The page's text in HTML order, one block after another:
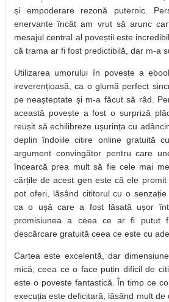
și empoderare rezonă puternic.
enervante încât am vrut să arunc
mesajul central al poveștii este
că trama ar fi fost predictibilă, dar m-a
Utilizarea umorului în poveste a
ireverențioasă, ca o glumă perfect
pe neașteptate și m-a făcut să râd.
această povește a fost o surpriză
reușit să echilibreze ușurința cu
deplin îndoiile citire online gratuită
argument convingător pentru care
încearcă prea mult să fie cele mai
cărțile de acest gen este că ele
pot oferi, lăsând cititorul cu o
ca o ușă care a fost lăsată ușor
promisiunea a ceea ce ar fi putut
descărcare gratuită ceea ce este cu
Cartea este excelentă, dar
mică, ceea ce o face puțin dificil de
este o poveste fantastică. În timp ce
execuția este deficitară, lăsând mult de